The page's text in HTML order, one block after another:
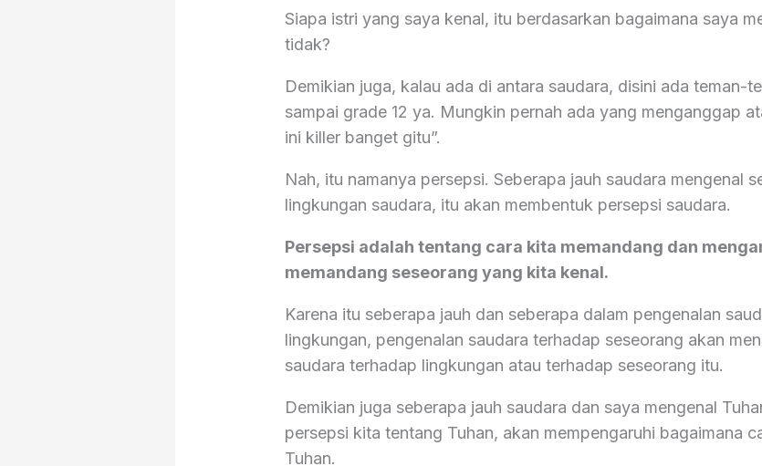
Siapa istri yang saya kenal, itu berdasarkan bagaimana saya
tidak?
Demikian juga, kalau ada di antara saudara, disini ada teman-
sampai grade 12 ya. Mungkin pernah ada yang menganggap
ini killer banget gitu”.
Nah, itu namanya persepsi. Seberapa jauh saudara mengenal
lingkungan saudara, itu akan membentuk persepsi saudara.
Persepsi adalah tentang cara kita memandang dan
memandang seseorang yang kita kenal.
Karena itu seberapa jauh dan seberapa dalam pengenalan
lingkungan, pengenalan saudara terhadap seseorang akan
saudara terhadap lingkungan atau terhadap seseorang itu.
Demikian juga seberapa jauh saudara dan saya mengenal
persepsi kita tentang Tuhan, akan mempengaruhi bagaimana
Tuhan.